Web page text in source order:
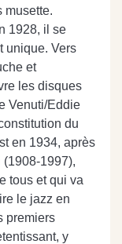
musette.
1928, il se
unique. Vers
et
les disques
Venuti/Eddie
du
en 1934, après
(1908-1997),
tous et qui va
le jazz en
premiers
y